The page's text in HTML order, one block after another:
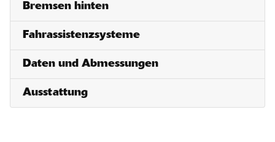
Bremsen hinten
Fahrassistenzsysteme
Daten und Abmessungen
Ausstattung